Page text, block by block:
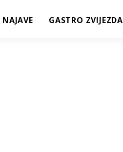
NAJAVE GASTRO ZVIJEZDA